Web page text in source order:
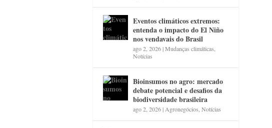
Eventos climáticos extremos:
entenda o impacto do El Niño
nos vendavais do Brasil
ago 2, 2026|Mudanças climáticas
Notícias
Bioinsumos no agro: mercado
debate potencial e desafios da
biodiversidade brasileira
ago 2, 2026| Agronegócios ,Notícias